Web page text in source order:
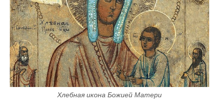
Хлебная икона Божией Матери